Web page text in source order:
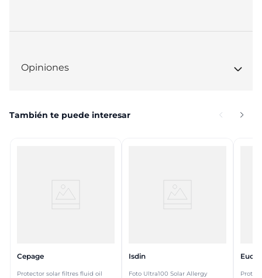
Opiniones
También te puede interesar
Cepage
Protector solar filtres fluid oil
Isdin
Foto Ultra100 Solar Allergy